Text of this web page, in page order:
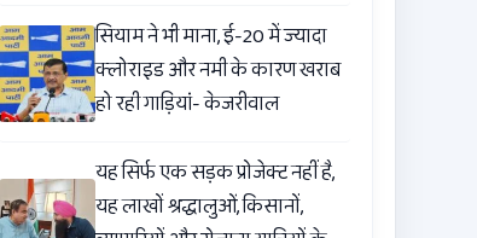
सियाम ने भी माना, ई-20 में ज्यादा
क्लोराइड और नमी के कारण खराब
हो रही गाड़ियां- केजरीवाल
यह सिर्फ एक सड़क प्रोजेक्ट नहीं है,
यह लाखों श्रद्धालुओं, किसानों,